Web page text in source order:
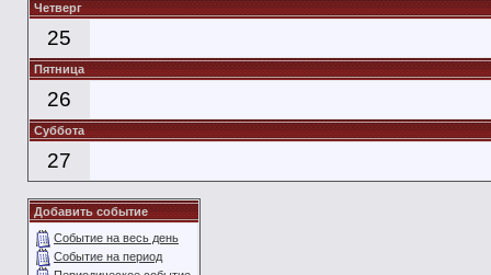
Четверг
25
Пятница
26
Суббота
27
Добавить событие
Событие на весь день
Событие на период